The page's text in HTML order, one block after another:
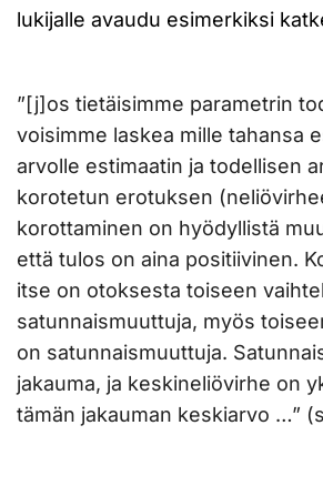
lukijalle avaudu esimerkiksi
”[j]os tietäisimme parametrin
voisimme laskea mille tahansa
arvolle estimaatin ja todellisen
korotetun erotuksen
korottaminen on hyödyllistä
että tulos on aina positiivinen.
itse on otoksesta toiseen
satunnaismuuttuja, myös
on satunnaismuuttuja.
jakauma, ja keskineliövirhe on
tämän jakauman keskiarvo …”